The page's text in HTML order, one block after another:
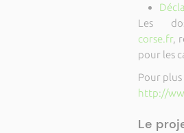
Les
corse.fr,
pour les
Pour
http://
Le